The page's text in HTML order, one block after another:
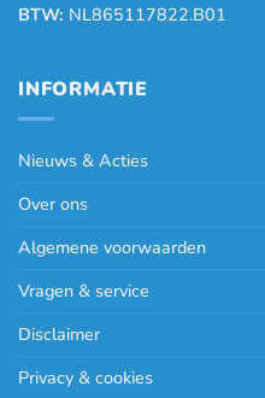
BTW: NL865117822.B01
INFORMATIE
Nieuws & Acties
Over ons
Algemene voorwaarden
Vragen & service
Disclaimer
Privacy & cookies